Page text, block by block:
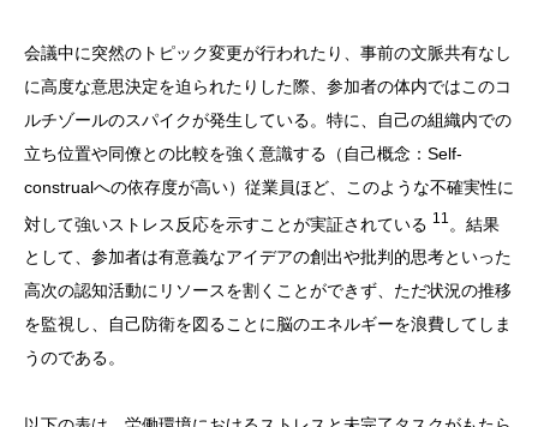
会議中に突然のトピック変更が行われたり、事前の文脈共有なし
に高度な意思決定を迫られたりした際、参加者の体内ではこのコ
ルチゾールのスパイクが発生している。特に、自己の組織内での
立ち位置や同僚との比較を強く意識する（自己概念：Self-
construalへの依存度が高い）従業員ほど、このような不確実性に
対して強いストレス反応を示すことが実証されている 11 。結果
として、参加者は有意義なアイデアの創出や批判的思考といった
高次の認知活動にリソースを割くことができず、ただ状況の推移
を監視し、自己防衛を図ることに脳のエネルギーを浪費してしま
うのである。